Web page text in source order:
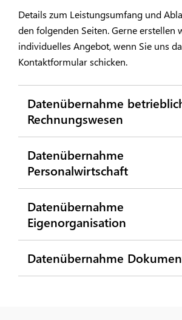
Details zum Leistungsumfang und
den folgenden Seiten. Gerne erstellen
individuelles Angebot, wenn Sie uns
Kontaktformular schicken.
Datenübernahme
Rechnungswesen
Datenübernahme
Personalwirtschaft
Datenübernahme
Eigenorganisation
Datenübernahme